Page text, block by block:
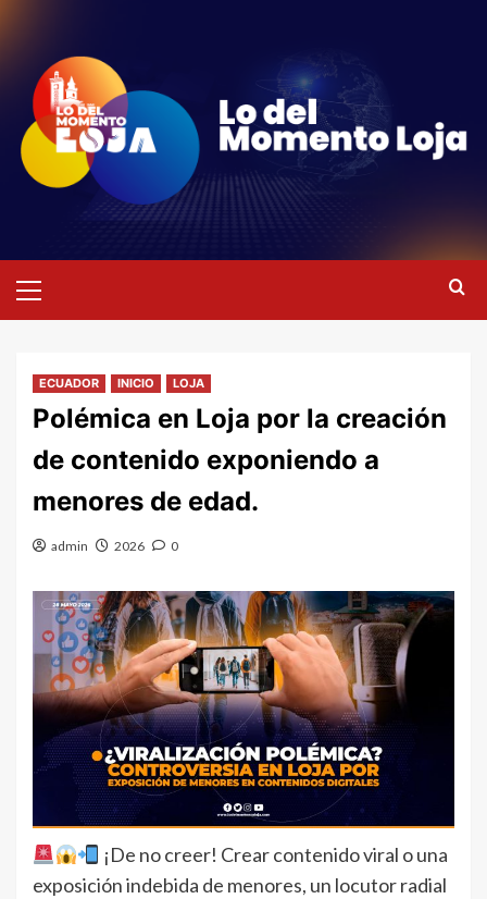
contenido
primario
ECUADOR INICIO LOJA
Polémica en Loja por la creación
de contenido exponiendo a
menores de edad.
admin 2026 0
¡De no creer! Crear contenido viral o una
exposición indebida de menores, un locutor radial